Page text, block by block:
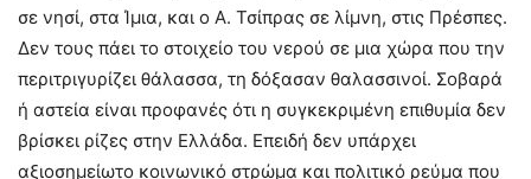
σε νησί, στα Ίμια, και ο Α. Τσίπρας σε λίμνη, στις Πρέσπες.
Δεν τους πάει το στοιχείο του νερού σε μια χώρα που την
περιτριγυρίζει θάλασσα, τη δόξασαν θαλασσινοί. Σοβαρά
ή αστεία είναι προφανές ότι η συγκεκριμένη επιθυμία δεν
βρίσκει ρίζες στην Ελλάδα. Επειδή δεν υπάρχει
αξιοσημείωτο κοινωνικό στρώμα και πολιτικό ρεύμα που